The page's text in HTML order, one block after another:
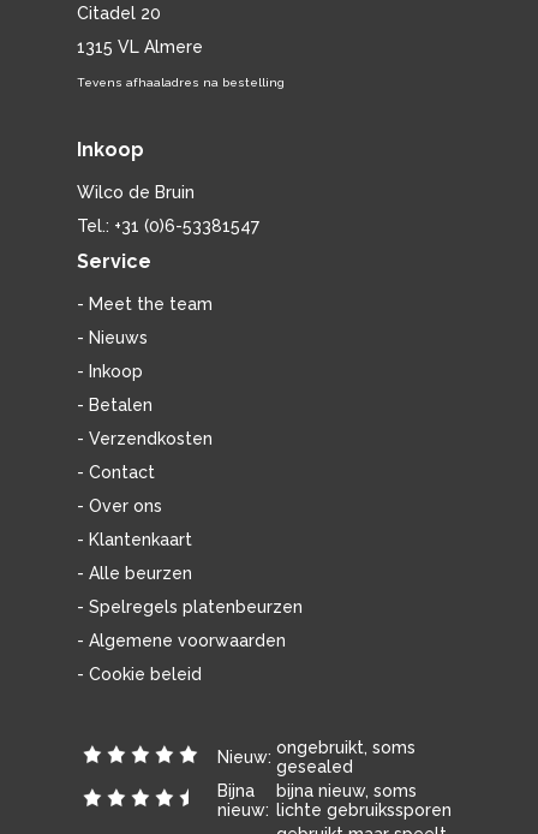
Citadel 20
1315 VL Almere
Tevens afhaaladres na bestelling
Inkoop
Wilco de Bruin
Tel.: +31 (0)6-53381547
Service
- Meet the team
- Nieuws
- Inkoop
- Betalen
- Verzendkosten
- Contact
- Over ons
- Klantenkaart
- Alle beurzen
- Spelregels platenbeurzen
- Algemene voorwaarden
- Cookie beleid
Nieuw: ongebruikt, soms
gesealed
Bijna
nieuw:
bijna nieuw, soms
lichte gebruikssporen